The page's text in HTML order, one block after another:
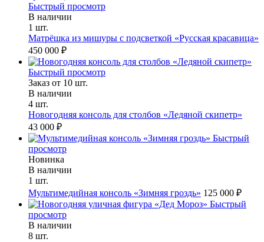
Быстрый просмотр
В наличии
1 шт.
Матрёшка из мишуры с подсветкой «Русская красавица»
450 000 ₽
Быстрый просмотр
Заказ от 10 шт.
В наличии
4 шт.
Новогодняя консоль для столбов «Ледяной скипетр»
43 000 ₽
Быстрый
просмотр
Новинка
В наличии
1 шт.
Мультимедийная консоль «Зимняя гроздь» 125 000 ₽
Быстрый
просмотр
В наличии
8 шт.